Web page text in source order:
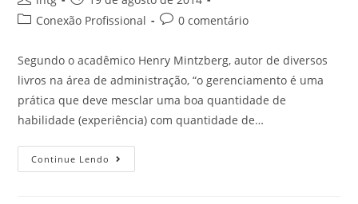
Conexão Profissional
0 comentário
Segundo o acadêmico Henry Mintzberg, autor de diversos
livros na área de administração, “o gerenciamento é uma
prática que deve mesclar uma boa quantidade de
habilidade (experiência) com quantidade de…
Continue Lendo